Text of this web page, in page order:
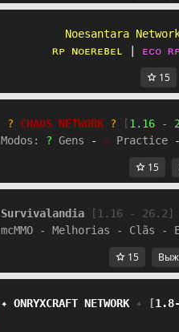
Noesantara
ʀᴘ ɴᴏᴇʀᴇʙᴇʟ
ᴇᴄᴏ
15
? CHAOS NETWORK ? [1.16 -
Modos: ? Gens - ⚔ Practice
15
Survivalandia
[1.16 - 26.2]
mcMMO - Melhorias - Clãs -
15
✦ ONRYXCRAFT NETWORK ✦ [